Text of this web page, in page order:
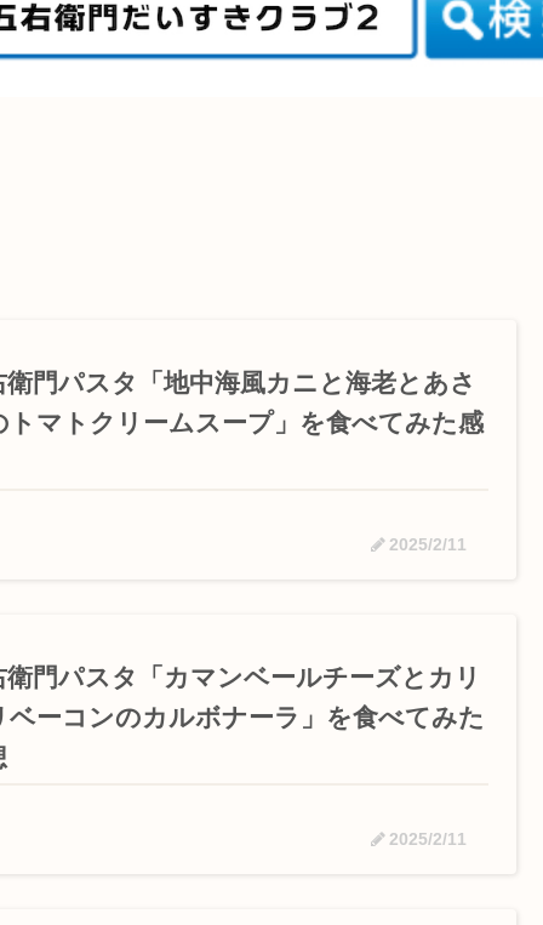
衛門パスタ「地中海風カニと海老とあさ
トマトクリームスープ」を食べてみた感
2025/2/11
衛門パスタ「カマンベールチーズとカリ
ベーコンのカルボナーラ」を食べてみた
2025/2/11